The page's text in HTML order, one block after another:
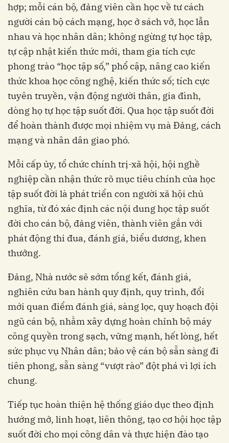
hợp; mỗi cán bộ, đảng viên cần học về tư cách
người cán bộ cách mạng, học ở sách vở, học lẫn
nhau và học nhân dân; không ngừng tự học tập,
tự cập nhật kiến thức mới, tham gia tích cực
phong trào “học tập số,” phổ cập, nâng cao kiến
thức khoa học công nghệ, kiến thức số; tích cực
tuyên truyền, vận động người thân, gia đình,
dòng họ tự học tập suốt đời. Qua học tập suốt đời
để hoàn thành được mọi nhiệm vụ mà Đảng, cách
mạng và nhân dân giao phó.
Mỗi cấp ủy, tổ chức chính trị-xã hội, hội nghề
nghiệp cần nhận thức rõ mục tiêu chính của học
tập suốt đời là phát triển con người xã hội chủ
nghĩa, từ đó xác định các nội dung học tập suốt
đời cho cán bộ, đảng viên, thành viên gắn với
phát động thi đua, đánh giá, biểu dương, khen
thưởng.
Đảng, Nhà nước sẽ sớm tổng kết, đánh giá,
nghiên cứu ban hành quy định, quy trình, đổi
mới quan điểm đánh giá, sàng lọc, quy hoạch đội
ngũ cán bộ, nhằm xây dựng hoàn chỉnh bộ máy
công quyền trong sạch, vững mạnh, hết lòng, hết
sức phục vụ Nhân dân; bảo vệ cán bộ sẵn sàng đi
tiên phong, sẵn sàng “vượt rào” đột phá vì lợi ích
chung.
Tiếp tục hoàn thiện hệ thống giáo dục theo định
hướng mở, linh hoạt, liên thông, tạo cơ hội học tập
suốt đời cho mọi công dân và thực hiện đào tạo